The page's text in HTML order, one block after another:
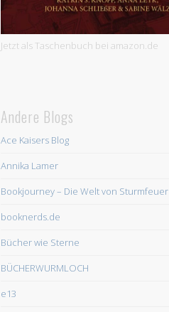
Jetzt als Taschenbuch bei amazon.de
Andere Blogs
Ace Kaisers Blog
Annika Lamer
Bookjourney – Die Welt von Sturmfeuer
booknerds.de
Bücher wie Sterne
BÜCHERWURMLOCH
e13